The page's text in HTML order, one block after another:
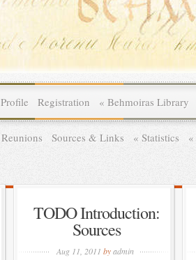
Profile Registration Behmoiras Library
»
Reunions Sources & Links Statistics
» »
TODO Introduction:
Sources
Aug 11, 2011 by admin